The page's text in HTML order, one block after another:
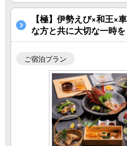
【極】伊勢えび×和王×
な方と共に大切な一時を
ご宿泊プラン